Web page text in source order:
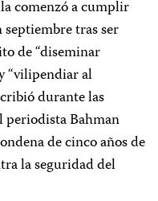
comenzó a cumplir
septiembre tras ser
de “diseminar
“vilipendiar al
durante las
periodista Bahman
de cinco años de
la seguridad del